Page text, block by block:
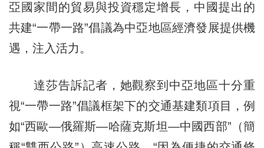
亞國家間的貿易與投資穩定增長，中國提出的
共建“一帶一路”倡議為中亞地區經濟發展提供機
遇，注入活力。
達莎告訴記者，她觀察到中亞地區十分重
視“一帶一路”倡議框架下的交通基建類項目，例
如“西歐—俄羅斯—哈薩克斯坦—中國西部”（簡